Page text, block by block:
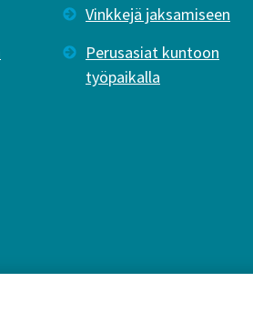
Vinkkejä jaksamiseen
Perusasiat kuntoon
työpaikalla